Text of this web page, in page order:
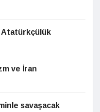
Atatürkçülük
ve İran
savaşacak